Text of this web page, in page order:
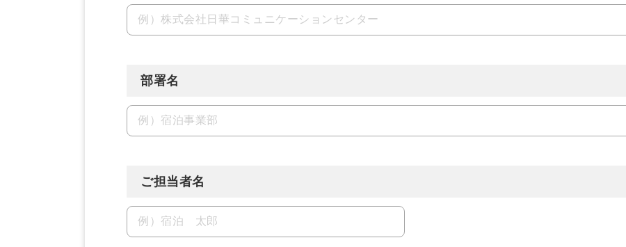
部署名
ご担当者名